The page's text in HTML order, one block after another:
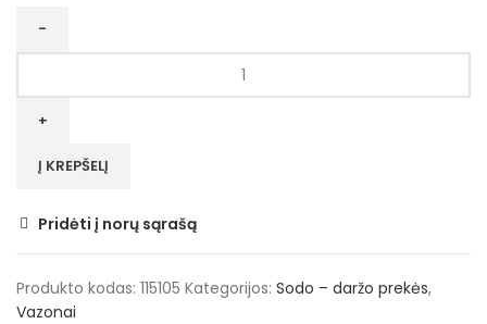
FunĮ KREPŠELĮ
Pridėti į norų sąrašą
Produkto kodas: 115105 Kategorijos: Sodo – daržo prekės,
Vazonai